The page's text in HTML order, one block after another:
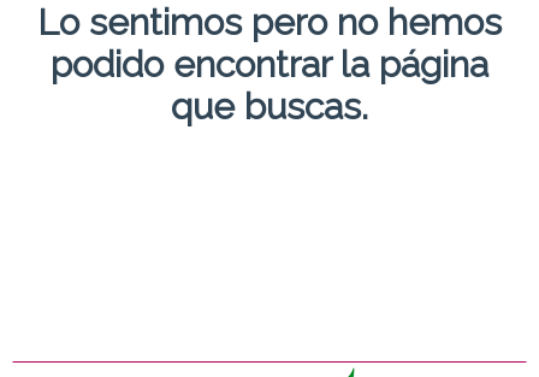
Lo sentimos pero no hemos
podido encontrar la página
que buscas.